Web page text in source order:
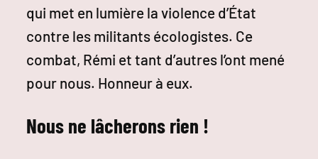
qui met en lumière la violence d’État
contre les militants écologistes. Ce
combat, Rémi et tant d’autres l’ont mené
pour nous. Honneur à eux.
Nous ne lâcherons rien !